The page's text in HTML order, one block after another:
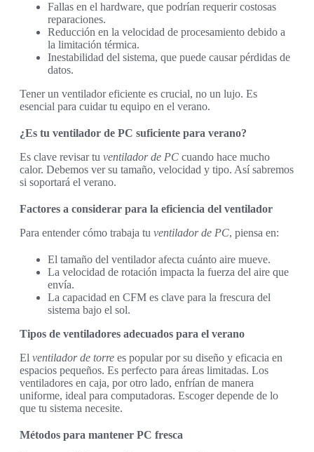
Fallas en el hardware, que podrían requerir costosas
reparaciones.
Reducción en la velocidad de procesamiento debido a
la limitación térmica.
Inestabilidad del sistema, que puede causar pérdidas de
datos.
Tener un ventilador eficiente es crucial, no un lujo. Es
esencial para cuidar tu equipo en el verano.
¿Es tu ventilador de PC suficiente para verano?
Es clave revisar tu ventilador de PC cuando hace mucho
calor. Debemos ver su tamaño, velocidad y tipo. Así sabremos
si soportará el verano.
Factores a considerar para la eficiencia del ventilador
Para entender cómo trabaja tu ventilador de PC, piensa en:
El tamaño del ventilador afecta cuánto aire mueve.
La velocidad de rotación impacta la fuerza del aire que
envía.
La capacidad en CFM es clave para la frescura del
sistema bajo el sol.
Tipos de ventiladores adecuados para el verano
El ventilador de torre es popular por su diseño y eficacia en
espacios pequeños. Es perfecto para áreas limitadas. Los
ventiladores en caja, por otro lado, enfrían de manera
uniforme, ideal para computadoras. Escoger depende de lo
que tu sistema necesite.
Métodos para mantener PC fresca